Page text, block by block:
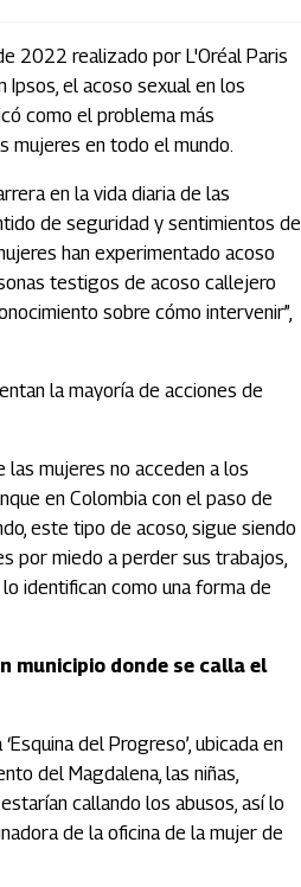
2022 realizado por L'Oréal Paris
el acoso sexual en los
como el problema más
mujeres en todo el mundo.
en la vida diaria de las
de seguridad y sentimientos de
han experimentado acoso
testigos de acoso callejero
sobre cómo intervenir”,
la mayoría de acciones de
las mujeres no acceden a los
en Colombia con el paso de
este tipo de acoso, sigue siendo
por miedo a perder sus trabajos,
identifican como una forma de
municipio donde se calla el
del Progreso’, ubicada en
del Magdalena, las niñas,
callando los abusos, así lo
de la oficina de la mujer de